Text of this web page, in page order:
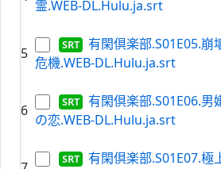
霊.WEB-DL.Hulu.ja.srt
5
有閑倶楽部.S01E05.崩
危機.WEB-DL.Hulu.ja.srt
6
有閑倶楽部.S01E06.男
の恋.WEB-DL.Hulu.ja.srt
有閑倶楽部.S01E07.極